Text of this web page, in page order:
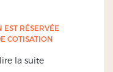
» est
Juridiquement,
aux trois
soit AG2R-
EST RÉSERVÉE
COTISATION
la suite